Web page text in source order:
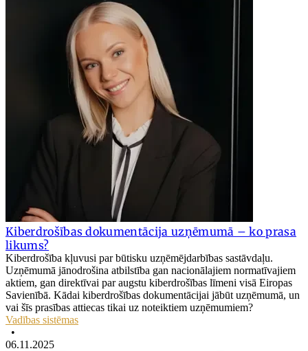
Kiberdrošības dokumentācija uzņēmumā – ko prasa
likums?
Kiberdrošība kļuvusi par būtisku uzņēmējdarbības sastāvdaļu.
Uzņēmumā jānodrošina atbilstība gan nacionālajiem normatīvajiem
aktiem, gan direktīvai par augstu kiberdrošības līmeni visā Eiropas
Savienībā. Kādai kiberdrošības dokumentācijai jābūt uzņēmumā, un
vai šīs prasības attiecas tikai uz noteiktiem uzņēmumiem?
Vadības sistēmas
•
06.11.2025